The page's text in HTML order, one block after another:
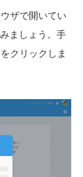
ザで開いてい
ましょう。手
クリックしま